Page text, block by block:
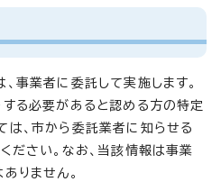
事業者に委託して実施します。
る必要があると認める方の特定
、市から委託業者に知らせる
ださい。なお、当該情報は事業
りません。